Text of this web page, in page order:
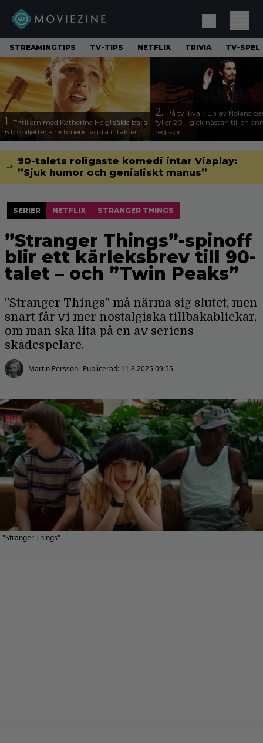
STREAMINGTIPS TV-TIPS NETFLIX TRIVIA TV-SPEL
1. Thrillern med Katherine Heigl sålde bara
6 biobiljetter – historiens lägsta intäkter
2. På tv ikväll: En av Nolans
fyller 20 – gick nästan till en
regissör
90-talets roligaste komedi intar Viaplay:
”Sjuk humor och genialiskt manus”
SERIER NETFLIX STRANGER THINGS
”Stranger Things”-spinoff
blir ett kärleksbrev till 90-
talet – och ”Twin Peaks”
”Stranger Things” må närma sig slutet, men
snart får vi mer nostalgiska tillbakablickar,
om man ska lita på en av seriens
skådespelare.
Martin Persson Publicerad: 11.8.2025 09:55
"Stranger Things"